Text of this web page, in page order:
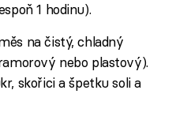
1 hodinu).
na čistý, chladný
nebo plastový).
skořici a špetku soli a